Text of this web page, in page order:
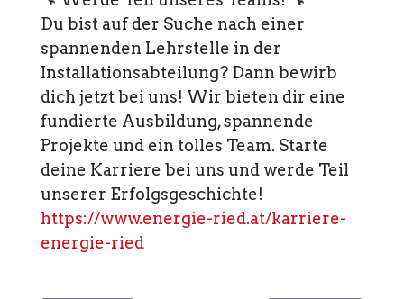
Du bist auf der Suche nach einer
spannenden Lehrstelle in der
Installationsabteilung? Dann bewirb
dich jetzt bei uns! Wir bieten dir eine
fundierte Ausbildung, spannende
Projekte und ein tolles Team. Starte
deine Karriere bei uns und werde Teil
unserer Erfolgsgeschichte!
https://www.energie-ried.at/karriere-
energie-ried